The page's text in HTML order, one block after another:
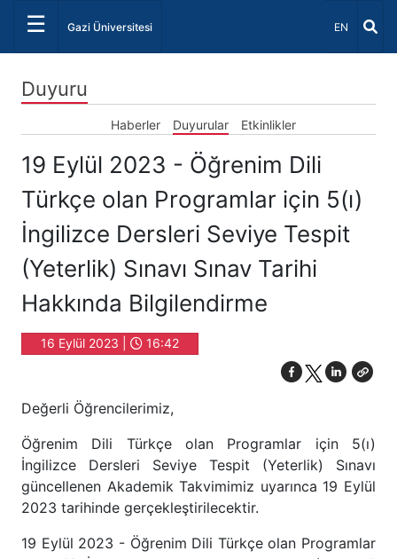
☰ Gazi Üniversitesi Dil Seçiniz
EN
Duyuru
Haberler Duyurular Etkinlikler
19 Eylül 2023 - Öğrenim Dili
Türkçe olan Programlar için 5(ı)
İngilizce Dersleri Seviye Tespit
(Yeterlik) Sınavı Sınav Tarihi
Hakkında Bilgilendirme
16 Eylül 2023 | 16:42
Değerli Öğrencilerimiz,
Öğrenim Dili Türkçe olan Programlar için 5(ı)
İngilizce Dersleri Seviye Tespit (Yeterlik) Sınavı
güncellenen Akademik Takvimimiz uyarınca 19 Eylül
2023 tarihinde gerçekleştirilecektir.
19 Eylül 2023 - Öğrenim Dili Türkçe olan Programlar